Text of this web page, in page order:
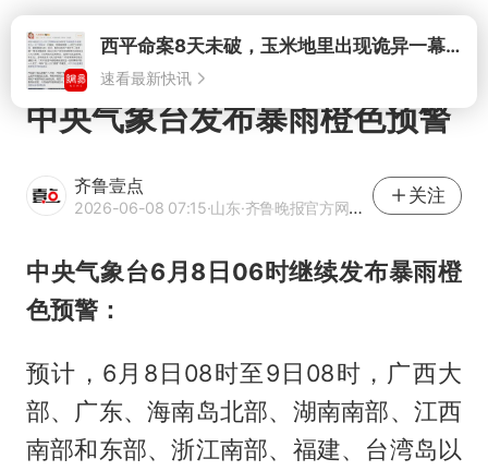
打开西平命案8天未破，玉米地里出现诡异一幕，我突然想起了欧金中
速看最新快讯
中央气象台发布暴雨橙色预警
齐鲁壹点
2026-06-08 07:15·山东·齐鲁晚报官方网易号
关注
中央气象台6月8日06时继续发布暴雨橙
色预警：
预计，6月8日08时至9日08时，广西大
部、广东、海南岛北部、湖南南部、江西
南部和东部、浙江南部、福建、台湾岛以